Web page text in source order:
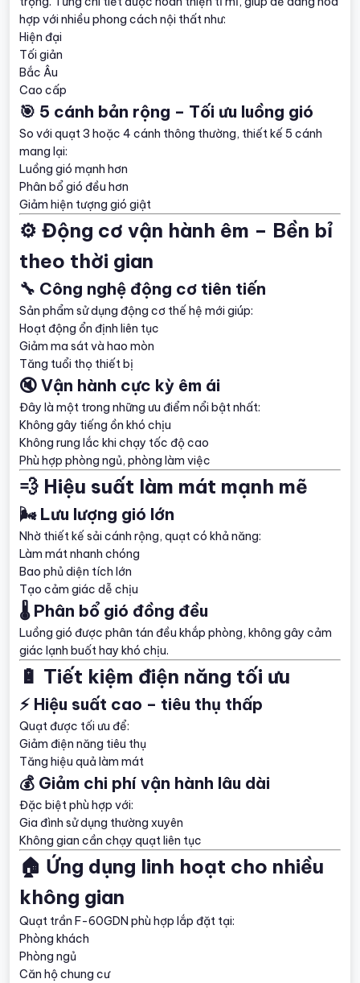
hợp với nhiều phong cách nội thất như:
Hiện đại
Tối giản
Bắc Âu
Cao cấp
🎯 5 cánh bản rộng – Tối ưu luồng gió
So với quạt 3 hoặc 4 cánh thông thường, thiết kế 5 cánh
mang lại:
Luồng gió mạnh hơn
Phân bổ gió đều hơn
Giảm hiện tượng gió giật
⚙️ Động cơ vận hành êm – Bền bỉ
theo thời gian
🔧 Công nghệ động cơ tiên tiến
Sản phẩm sử dụng động cơ thế hệ mới giúp:
Hoạt động ổn định liên tục
Giảm ma sát và hao mòn
Tăng tuổi thọ thiết bị
🔇 Vận hành cực kỳ êm ái
Đây là một trong những ưu điểm nổi bật nhất:
Không gây tiếng ồn khó chịu
Không rung lắc khi chạy tốc độ cao
Phù hợp phòng ngủ, phòng làm việc
💨 Hiệu suất làm mát mạnh mẽ
🌬️ Lưu lượng gió lớn
Nhờ thiết kế sải cánh rộng, quạt có khả năng:
Làm mát nhanh chóng
Bao phủ diện tích lớn
Tạo cảm giác dễ chịu
🌡️ Phân bổ gió đồng đều
Luồng gió được phân tán đều khắp phòng, không gây cảm
giác lạnh buốt hay khó chịu.
🔋 Tiết kiệm điện năng tối ưu
⚡ Hiệu suất cao – tiêu thụ thấp
Quạt được tối ưu để:
Giảm điện năng tiêu thụ
Tăng hiệu quả làm mát
💰 Giảm chi phí vận hành lâu dài
Đặc biệt phù hợp với:
Gia đình sử dụng thường xuyên
Không gian cần chạy quạt liên tục
🏠 Ứng dụng linh hoạt cho nhiều
không gian
Quạt trần F-60GDN phù hợp lắp đặt tại:
Phòng khách
Phòng ngủ
Căn hộ chung cư